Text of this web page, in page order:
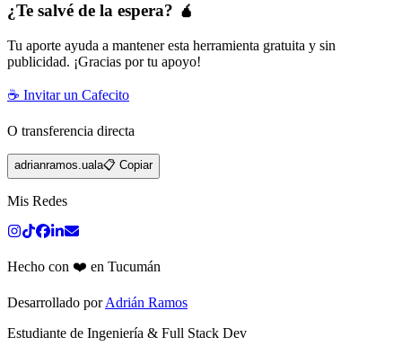
¿Te salvé de la espera? 🧉
Tu aporte ayuda a mantener esta herramienta gratuita y sin
publicidad. ¡Gracias por tu apoyo!
☕ Invitar un Cafecito
O transferencia directa
adrianramos.uala📋 Copiar
Mis Redes
Hecho con ❤️ en Tucumán
Desarrollado porAdrián Ramos
Estudiante de Ingeniería & Full Stack Dev